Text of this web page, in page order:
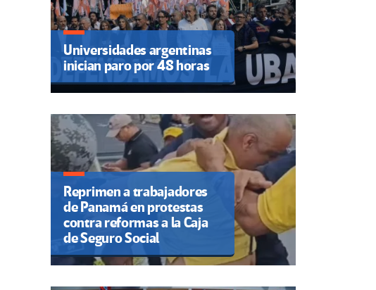
Universidades argentinas
inician paro por 48 horas
Reprimen a trabajadores
de Panamá en protestas
contra reformas a la Caja
de Seguro Social